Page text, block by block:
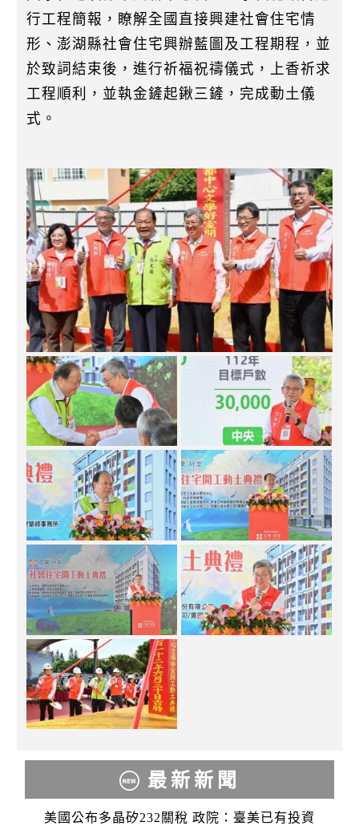
行工程簡報，瞭解全國直接興建社會住宅情
形、澎湖縣社會住宅興辦藍圖及工程期程，並
於致詞結束後，進行祈福祝禱儀式，上香祈求
工程順利，並執金鏟起鍬三鏟，完成動土儀
式。
最新新聞
美國公布多晶矽232關稅 政院：臺美已有投資